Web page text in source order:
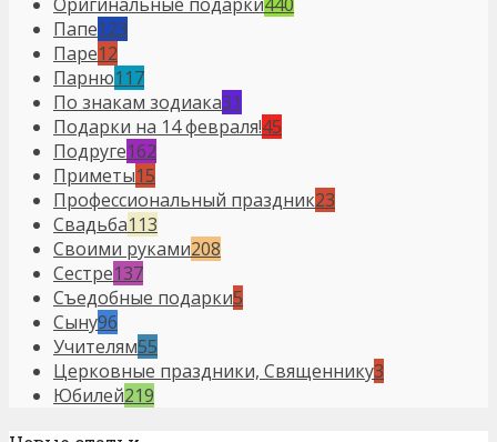
Папе123
Паре12
Парню117
По знакам зодиака31
Подарки на 14 февраля!45
Подруге162
Приметы15
Профессиональный праздник23
Свадьба113
Своими руками208
Сестре137
Съедобные подарки5
Сыну96
Учителям55
Церковные праздники, Священнику3
Юбилей219